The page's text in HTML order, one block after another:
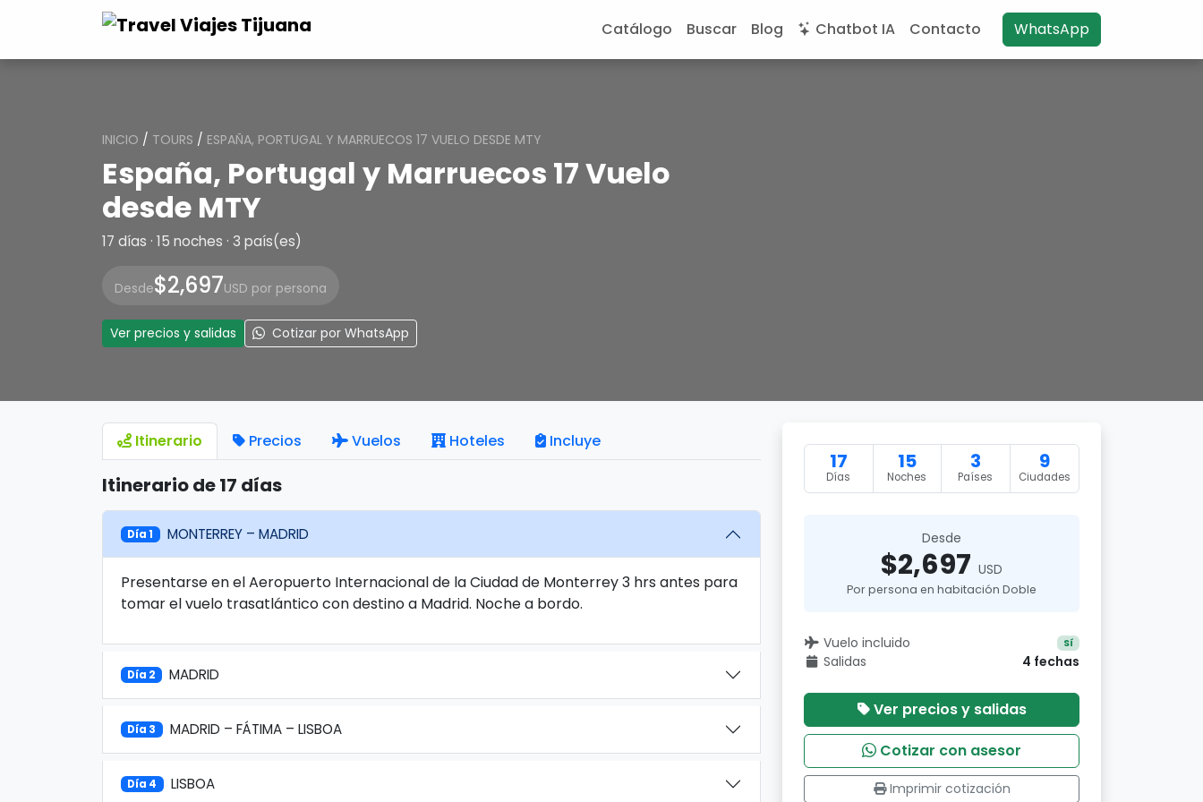
Catálogo Buscar Blog Chatbot IA Contacto WhatsApp
INICIO / TOURS / ESPAÑA, PORTUGAL Y MARRUECOS 17 VUELO DESDE MTY
España, Portugal y Marruecos 17 Vuelo
desde MTY
17 días · 15 noches · 3 país(es)
Desde$2,697USD por persona
Ver precios y salidas Cotizar por WhatsApp
Itinerario Precios Vuelos Hoteles Incluye
Itinerario de 17 días
Día 1 MONTERREY – MADRID
Presentarse en el Aeropuerto Internacional de la Ciudad de Monterrey 3 hrs antes para
tomar el vuelo trasatlántico con destino a Madrid. Noche a bordo.
Día 2 MADRID
Día 3 MADRID – FÁTIMA – LISBOA
Día 4 LISBOA
17
Días
15
Noches
3
Países
9
Ciudades
Desde
$2,697 USD
Por persona en habitación Doble
Vuelo incluido Sí
Salidas 4 fechas
Ver precios y salidas
Cotizar con asesor
Imprimir cotización